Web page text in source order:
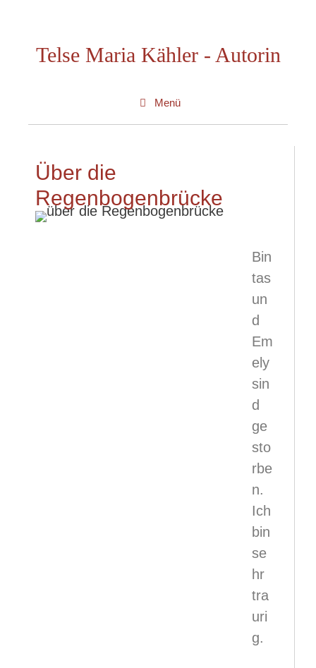
Telse Maria Kähler - Autorin
Menü
Über die
Regenbogenbrücke
Bin
tas
un
d
Em
ely
sin
d
ge
sto
rbe
n.
Ich
bin
se
hr
tra
uri
g.